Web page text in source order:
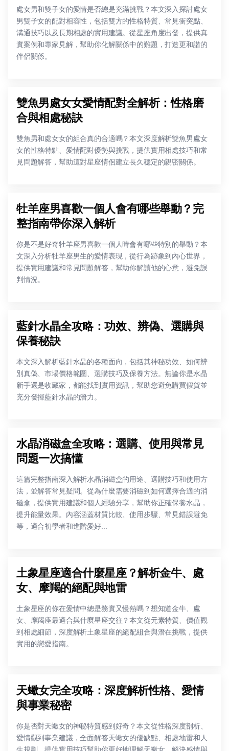
處女男和雙子女的愛情是否總是充滿挑戰？本文深入探討處女
男雙子女的配對相容性，包括雙方的性格特質、常見衝突點、
溝通技巧以及長期相處的實用建議。從星座角度出發，提供真
實案例和專家見解，幫助你化解關係中的難題，打造更和諧的
伴侶關係。
雙魚男處女女愛情配對全解析：性格磨
合與相處秘訣
雙魚男和處女女的組合真的合適嗎？本文深度解析雙魚男處女
女的性格特點、愛情配對優勢與挑戰，提供實用相處技巧和常
見問題解答，幫助這對星座情侶建立長久穩定的親密關係。
牡羊座男喜歡一個人會有哪些舉動？完
整指南帶你深入解析
你是不是好奇牡羊座男喜歡一個人時會有哪些特別的舉動？本
文深入分析牡羊座男生的愛情表現，從行為跡象到內心世界，
提供實用建議和常見問題解答，幫助你解讀他的心意，避免誤
判情況。
藍針水晶全攻略：功效、辨偽、選購與
保養秘訣
本文深入解析藍針水晶的各種面向，包括其神秘功效、如何辨
別真偽、市場價格範圍、選購技巧及保養方法。無論你是水晶
新手還是收藏家，都能找到實用資訊，幫助您避免購買假貨並
充分發揮藍針水晶的潛力。
水晶消磁盒全攻略：選購、使用與常見
問題一次搞懂
這篇完整指南深入解析水晶消磁盒的用途、選購技巧和使用方
法，並解答常見疑問。從為什麼需要消磁到如何選擇合適的消
磁盒，提供實用建議和個人經驗分享，幫助你正確保養水晶，
提升能量效果。內容涵蓋材質比較、使用步驟、常見錯誤避免
等，適合初學者和進階愛好...
土象星座適合什麼星座？解析金牛、處
女、摩羯的絕配與地雷
土象星座的你在愛情中總是務實又慢熱嗎？想知道金牛、處
女、摩羯座最適合與什麼星座交往？本文從元素特質、價值觀
到相處細節，深度解析土象星座的絕配組合與潛在挑戰，提供
實用的戀愛指南。
天蠍女完全攻略：深度解析性格、愛情
與事業秘密
你是否對天蠍女的神秘特質感到好奇？本文從性格深度剖析、
愛情觀到事業建議，全面解答天蠍女的優缺點、相處地雷和人